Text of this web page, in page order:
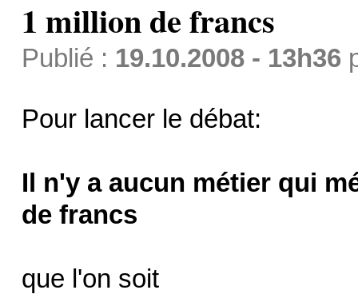
1 million de francs
Publié : 19.10.2008 - 13h36
Pour lancer le débat:
Il n'y a aucun métier qui
de francs
que l'on soit